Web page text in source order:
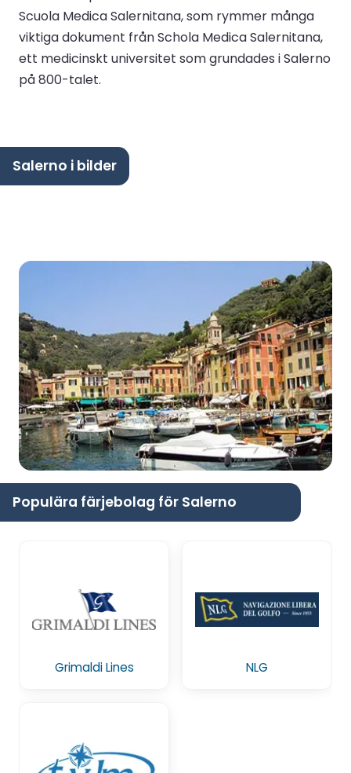
Scuola Medica Salernitana, som rymmer många
viktiga dokument från Schola Medica Salernitana,
ett medicinskt universitet som grundades i Salerno
på 800-talet.
Salerno i bilder
Populära färjebolag för Salerno
Grimaldi Lines NLG